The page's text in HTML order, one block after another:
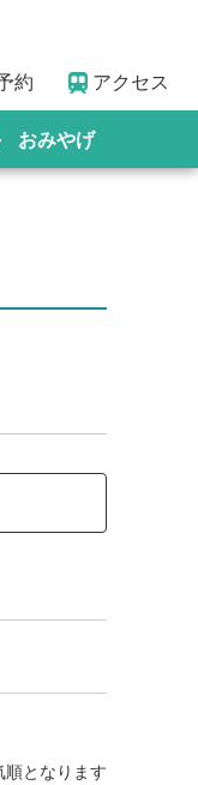
約 アクセス
おみやげ
となります